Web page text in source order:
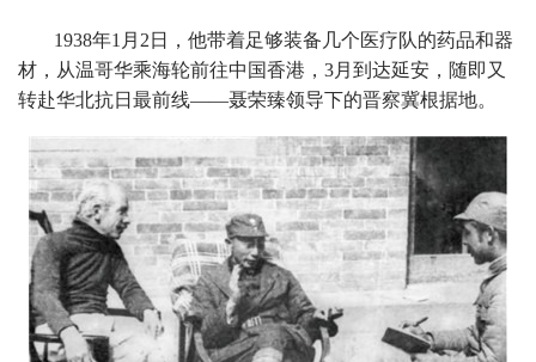
1938年1月2日，他带着足够装备几个医疗队的药品和器
材，从温哥华乘海轮前往中国香港，3月到达延安，随即又
转赴华北抗日最前线——聂荣臻领导下的晋察冀根据地。